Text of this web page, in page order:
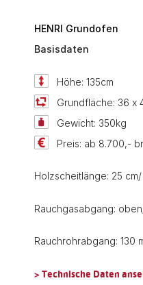
HENRI Grundofen
Basisdaten
Höhe: 135cm
Grundfläche: 36 x
Gewicht: 350kg
Preis: ab 8.700,-
Holzscheitlänge: 25
Rauchgasabgang:
Rauchrohrabgang: 130
> Technische Daten